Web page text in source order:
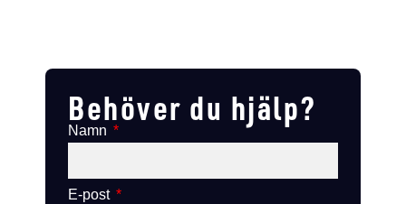
Behöver du hjälp?
Namn
E-post